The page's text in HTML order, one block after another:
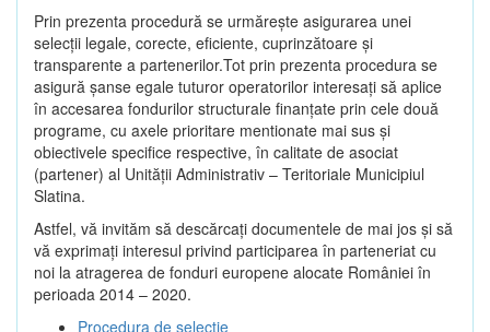
Prin prezenta procedură se urmăreşte asigurarea unei
selecții legale, corecte, eficiente, cuprinzătoare şi
transparente a partenerilor.Tot prin prezenta procedura se
asigură şanse egale tuturor operatorilor interesaţi să aplice
în accesarea fondurilor structurale finanţate prin cele două
programe, cu axele prioritare mentionate mai sus și
obiectivele specifice respective, în calitate de asociat
(partener) al Unității Administrativ – Teritoriale Municipiul
Slatina.
Astfel, vă invităm să descărcați documentele de mai jos și să
vă exprimați interesul privind participarea în parteneriat cu
noi la atragerea de fonduri europene alocate României în
perioada 2014 – 2020.
Procedura de selecție